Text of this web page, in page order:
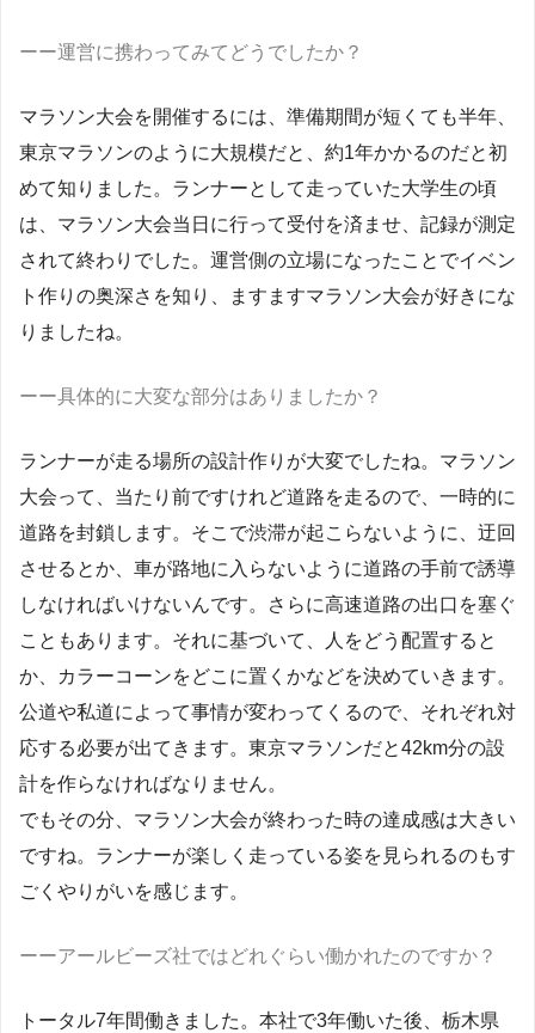
ーー運営に携わってみてどうでしたか？
マラソン大会を開催するには、準備期間が短くても半年、
東京マラソンのように大規模だと、約1年かかるのだと初
めて知りました。ランナーとして走っていた大学生の頃
は、マラソン大会当日に行って受付を済ませ、記録が測定
されて終わりでした。運営側の立場になったことでイベン
ト作りの奥深さを知り、ますますマラソン大会が好きにな
りましたね。
ーー具体的に大変な部分はありましたか？
ランナーが走る場所の設計作りが大変でしたね。マラソン
大会って、当たり前ですけれど道路を走るので、一時的に
道路を封鎖します。そこで渋滞が起こらないように、迂回
させるとか、車が路地に入らないように道路の手前で誘導
しなければいけないんです。さらに高速道路の出口を塞ぐ
こともあります。それに基づいて、人をどう配置すると
か、カラーコーンをどこに置くかなどを決めていきます。
公道や私道によって事情が変わってくるので、それぞれ対
応する必要が出てきます。東京マラソンだと42km分の設
計を作らなければなりません。
でもその分、マラソン大会が終わった時の達成感は大きい
ですね。ランナーが楽しく走っている姿を見られるのもす
ごくやりがいを感じます。
ーーアールビーズ社ではどれぐらい働かれたのですか？
トータル7年間働きました。本社で3年働いた後、栃木県